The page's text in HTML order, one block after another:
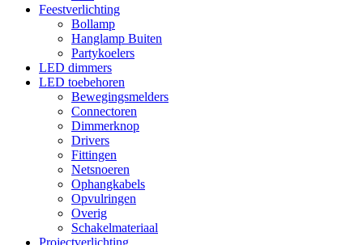
Feestverlichting
Bollamp
Hanglamp Buiten
Partykoelers
LED dimmers
LED toebehoren
Bewegingsmelders
Connectoren
Dimmerknop
Drivers
Fittingen
Netsnoeren
Ophangkabels
Opvulringen
Overig
Schakelmateriaal
Projectverlichting